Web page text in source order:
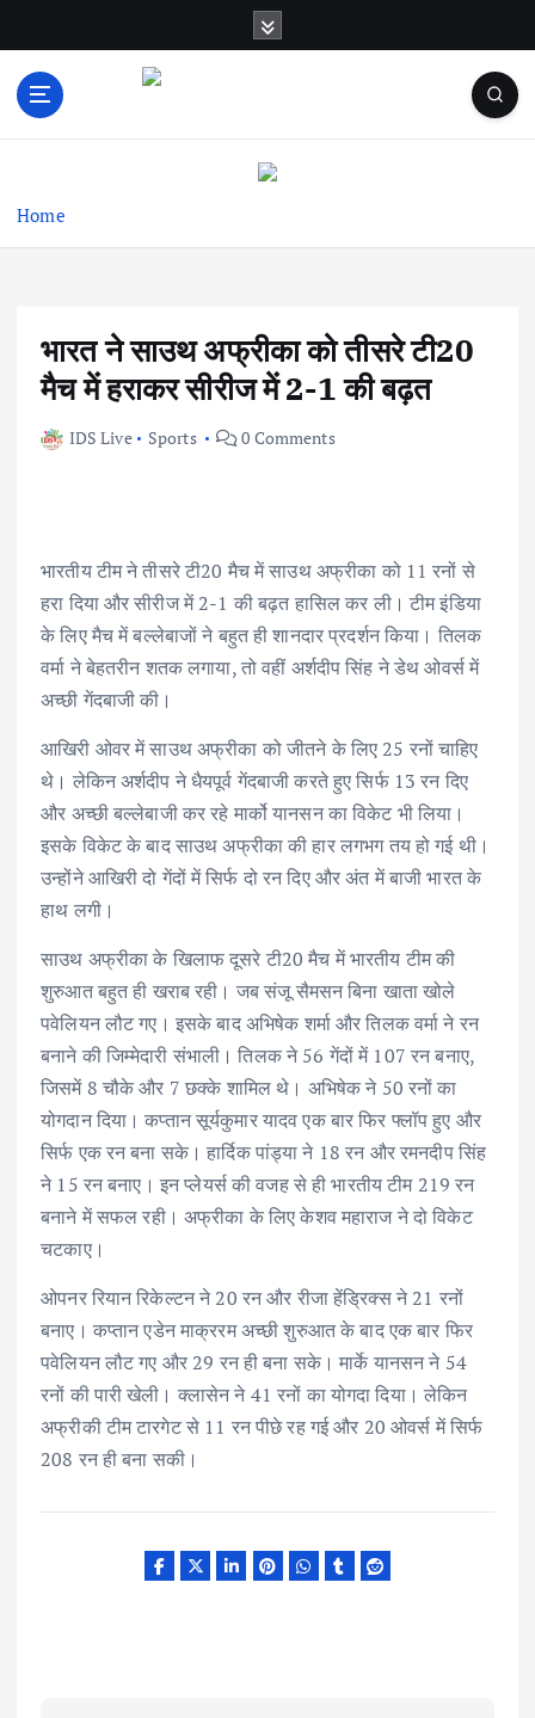
Home
भारत ने साउथ अफ्रीका को तीसरे टी20
मैच में हराकर सीरीज में 2-1 की बढ़त
IDS Live Sports 0 Comments
भारतीय टीम ने तीसरे टी20 मैच में साउथ अफ्रीका को 11 रनों से
हरा दिया और सीरीज में 2-1 की बढ़त हासिल कर ली। टीम इंडिया
के लिए मैच में बल्लेबाजों ने बहुत ही शानदार प्रदर्शन किया। तिलक
वर्मा ने बेहतरीन शतक लगाया, तो वहीं अर्शदीप सिंह ने डेथ ओवर्स में
अच्छी गेंदबाजी की।
आखिरी ओवर में साउथ अफ्रीका को जीतने के लिए 25 रनों चाहिए
थे। लेकिन अर्शदीप ने धैयपूर्व गेंदबाजी करते हुए सिर्फ 13 रन दिए
और अच्छी बल्लेबाजी कर रहे मार्को यानसन का विकेट भी लिया।
इसके विकेट के बाद साउथ अफ्रीका की हार लगभग तय हो गई थी।
उन्होंने आखिरी दो गेंदों में सिर्फ दो रन दिए और अंत में बाजी भारत के
हाथ लगी।
साउथ अफ्रीका के खिलाफ दूसरे टी20 मैच में भारतीय टीम की
शुरुआत बहुत ही खराब रही। जब संजू सैमसन बिना खाता खोले
पवेलियन लौट गए। इसके बाद अभिषेक शर्मा और तिलक वर्मा ने रन
बनाने की जिम्मेदारी संभाली। तिलक ने 56 गेंदों में 107 रन बनाए,
जिसमें 8 चौके और 7 छक्के शामिल थे। अभिषेक ने 50 रनों का
योगदान दिया। कप्तान सूर्यकुमार यादव एक बार फिर फ्लॉप हुए और
सिर्फ एक रन बना सके। हार्दिक पांड्या ने 18 रन और रमनदीप सिंह
ने 15 रन बनाए। इन प्लेयर्स की वजह से ही भारतीय टीम 219 रन
बनाने में सफल रही। अफ्रीका के लिए केशव महाराज ने दो विकेट
चटकाए।
ओपनर रियान रिकेल्टन ने 20 रन और रीजा हेंड्रिक्स ने 21 रनों
बनाए। कप्तान एडेन माक्ररम अच्छी शुरुआत के बाद एक बार फिर
पवेलियन लौट गए और 29 रन ही बना सके। मार्के यानसन ने 54
रनों की पारी खेली। क्लासेन ने 41 रनों का योगदा दिया। लेकिन
अफ्रीकी टीम टारगेट से 11 रन पीछे रह गई और 20 ओवर्स में सिर्फ
208 रन ही बना सकी।